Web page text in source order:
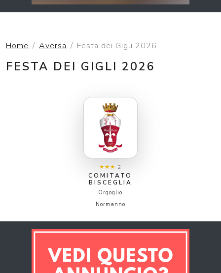
Home Aversa Festa dei Gigli 2026
FESTA DEI GIGLI 2026
★★★ 2
COMITATO
BISCEGLIA
Orgoglio
Normanno